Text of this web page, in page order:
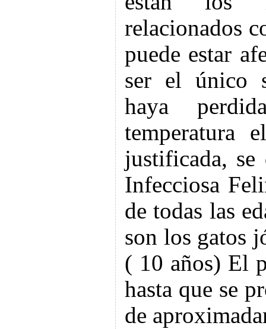
relacionados
puede estar
ser el único
haya
temperatura
justificada, se
Infecciosa
de todas las
son los gatos
( 10 años) El
hasta que se
de